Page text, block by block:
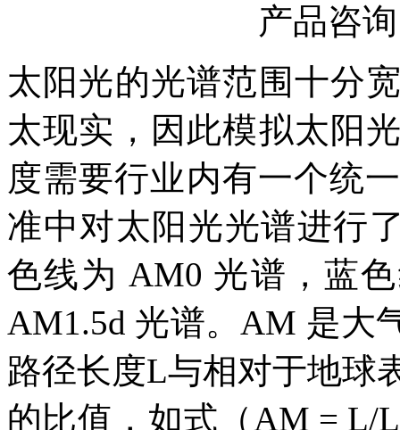
产品咨询
太阳光的光谱范围十分
太现实，因此模拟太阳
度需要行业内有一个统
准中对太阳光光谱进行
色线为 AM0 光谱，蓝
AM1.5d 光谱。AM 是大
路径长度L与相对于地球
的比值，如式 （AM = L/L